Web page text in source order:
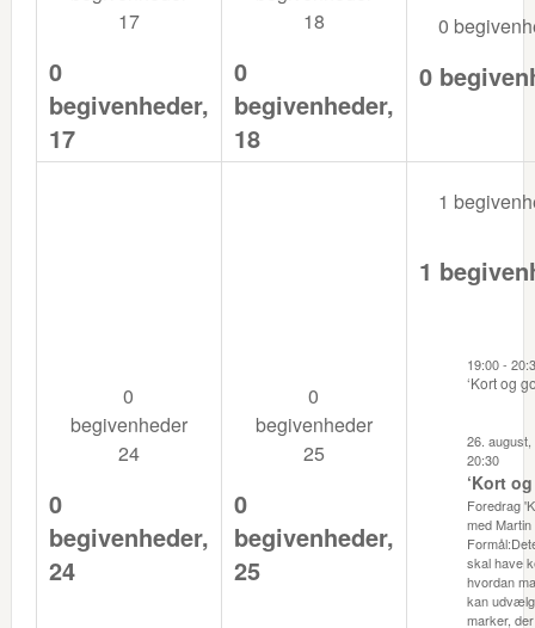
17
0
begivenheder,
17
18
0
begivenheder,
18
0
0
0
begivenheder
24
0
begivenheder,
24
0
begivenheder
25
0
begivenheder,
25
1
1
19:00-
‘Kort og
26.
20:30
‘Kort
Foredrag
med
skal have
hvordan
kan
marker, der